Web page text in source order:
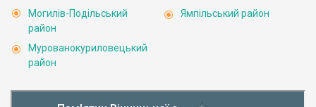
Могилів-Подільський
район
Мурованокуриловецький
район
Ямпільський район